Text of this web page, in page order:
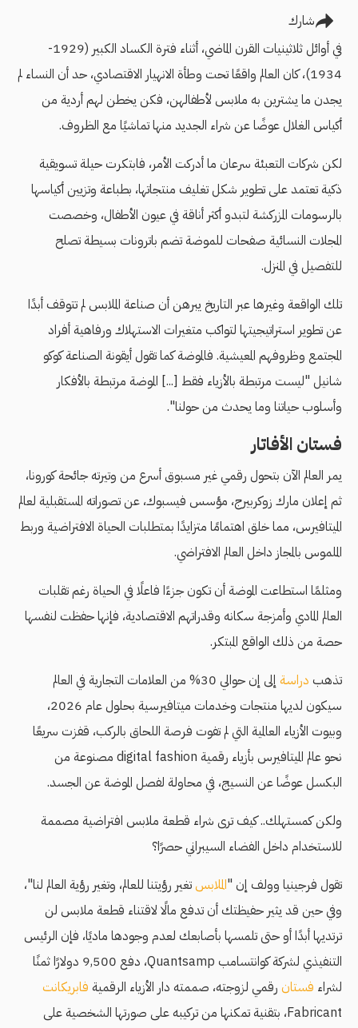
شارك
في أوائل ثلاثينيات القرن الماضي، أثناء فترة الكساد الكبير (1929-
1934)، كان العالم واقعًا تحت وطأة الانهيار الاقتصادي، حد أن النساء لم
يجدن ما يشترين به ملابس لأطفالهن، فكن يخطن لهم أردية من
أكياس الغلال عوضًا عن شراء الجديد منها تماشيًا مع الظروف.
لكن شركات التعبئة سرعان ما أدركت الأمر، فابتكرت حيلة تسويقية
ذكية تعتمد على تطوير شكل تغليف منتجاتها، بطباعة وتزيين أكياسها
بالرسومات المزركشة لتبدو أكثر أناقة في عيون الأطفال، وخصصت
المجلات النسائية صفحات للموضة تضم باترونات بسيطة تصلح
للتفصيل في المنزل.
تلك الواقعة وغيرها عبر التاريخ يبرهن أن صناعة الملابس لم تتوقف أبدًا
عن تطوير استراتيجيتها لتواكب متغيرات الاستهلاك ورفاهية أفراد
المجتمع وظروفهم المعيشية. فالموضة كما تقول أيقونة الصناعة كوكو
شانيل "ليست مرتبطة بالأزياء فقط [...] الموضة مرتبطة بالأفكار
وأسلوب حياتنا وما يحدث من حولنا".
فستان الأفاتار
يمر العالم الآن بتحول رقمي غير مسبوق أسرع من وتيرته جائحة كورونا،
ثم إعلان مارك زوكربيرج، مؤسس فيسبوك، عن تصوراته المستقبلية لعالم
الميتافيرس، مما خلق اهتمامًا متزايدًا بمتطلبات الحياة الافتراضية وربط
الملموس بالمجاز داخل العالم الافتراضي.
ومثلمًا استطاعت الموضة أن تكون جزءًا فاعلًا في الحياة رغم تقلبات
العالم المادي وأمزجة سكانه وقدراتهم الاقتصادية، فإنها حفظت لنفسها
حصة من ذلك الواقع المبتكر.
تذهب دراسة
إلى إن حوالي 30% من العلامات التجارية في العالم
سيكون لديها منتجات وخدمات ميتافيرسية بحلول عام 2026،
وبيوت الأزياء العالمية التي لم تفوت فرصة اللحاق بالركب، قفزت سريعًا
نحو عالم الميتافيرس بأزياء رقمية digital fashion مصنوعة من
البكسل عوضًا عن النسيج، في محاولة لفصل الموضة عن الجسد.
ولكن كمستهلك.. كيف ترى شراء قطعة ملابس افتراضية مصممة
للاستخدام داخل الفضاء السيبراني حصرًا؟
تقول فرجينيا وولف إن "الملابستغير رؤيتنا للعالم، وتغير رؤية العالم لنا"،
وفي حين قد يثير حفيظتك أن تدفع مالًا لاقتناء قطعة ملابس لن
ترتديها أبدًا أو حتى تلمسها بأصابعك لعدم وجودها ماديًا، فإن الرئيس
التنفيذي لشركة كوانتسامب Quantsamp، دفع 9,500 دولارًا ثمنًا
لشراء فستان رقمي لزوجته، صممته دار الأزياء الرقمية فابريكانت
Fabricant، بتقنية تمكنها من تركيبه على صورتها الشخصية على